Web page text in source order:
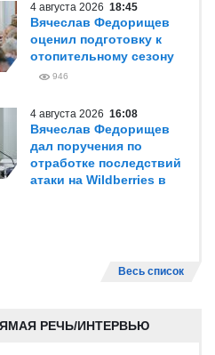
4 августа 2026 18:45
Вячеслав Федорищев
оценил подготовку к
отопительному сезону
946
4 августа 2026 16:08
Вячеслав Федорищев
дал поручения по
отработке последствий
атаки на Wildberries в
Весь список
РЕЧЬ/ИНТЕРВЬЮ